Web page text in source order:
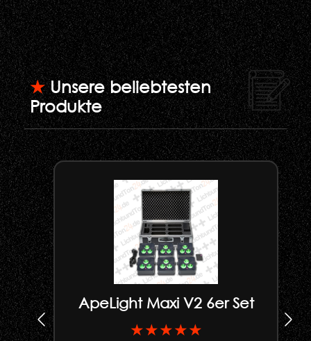
★Unsere beliebtesten
Produkte
ApeLight Maxi V2 6er Set
★★★★★